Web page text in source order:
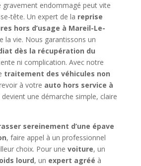
gravement endommagé peut vite
tête. Un expert de la reprise
hors d’usage à Mareil-Le-
la vie. Nous garantissons un
dès la récupération du
ni complication. Avec notre
traitement des véhicules non
à votre auto hors service à
devient une démarche simple, claire
sereinement d’une épave
, faire appel à un professionnel
choix. Pour une voiture, un
lourd, un expert agréé à